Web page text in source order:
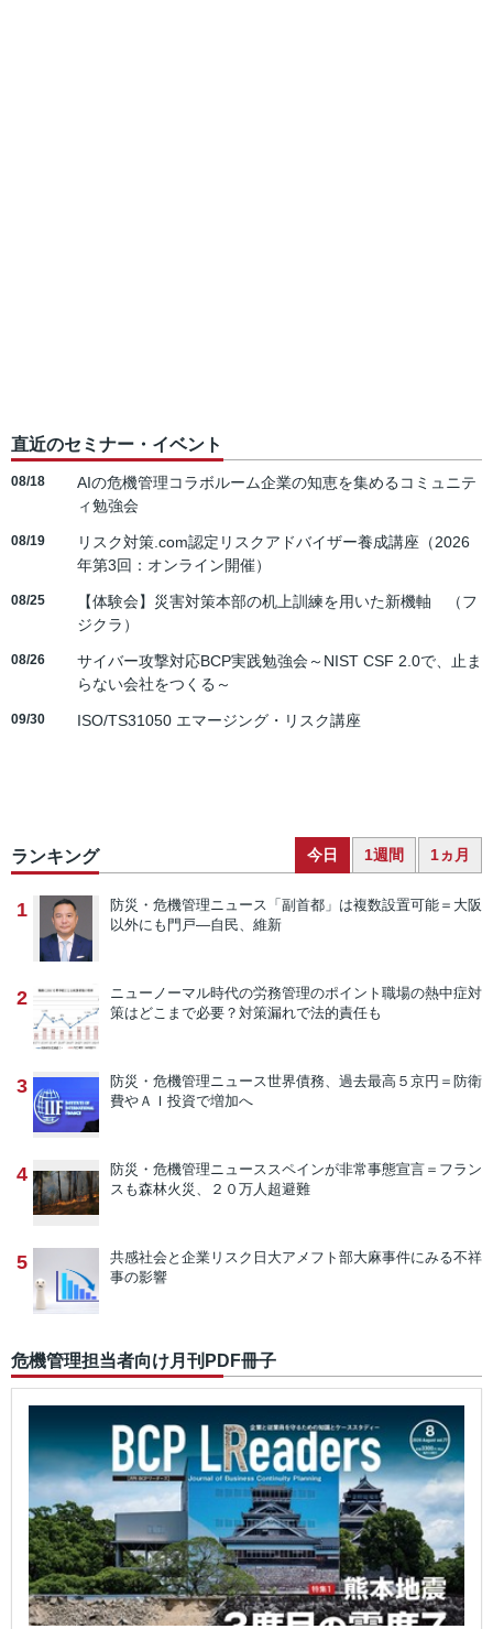
直近のセミナー・イベント
08/18
AIの危機管理コラボルーム企業の知恵を集めるコミュニテ
ィ勉強会
08/19
リスク対策.com認定リスクアドバイザー養成講座（2026
年第3回：オンライン開催）
08/25
【体験会】災害対策本部の机上訓練を用いた新機軸 （フ
ジクラ）
08/26
サイバー攻撃対応BCP実践勉強会～NIST CSF 2.0で、止ま
らない会社をつくる～
09/30 ISO/TS31050 エマージング・リスク講座
ランキング 今日 1週間 1ヵ月
1 防災・危機管理ニュース 「副首都」は複数設置可能＝大阪
以外にも門戸―自民、維新
2 ニューノーマル時代の労務管理のポイント 職場の熱中症対
策はどこまで必要？対策漏れで法的責任も
3 防災・危機管理ニュース世界債務、過去最高５京円＝防衛
費やＡＩ投資で増加へ
4 防災・危機管理ニューススペインが非常事態宣言＝フラン
スも森林火災、２０万人超避難
5 共感社会と企業リスク 日大アメフト部大麻事件にみる不祥
事の影響
危機管理担当者向け月刊PDF冊子